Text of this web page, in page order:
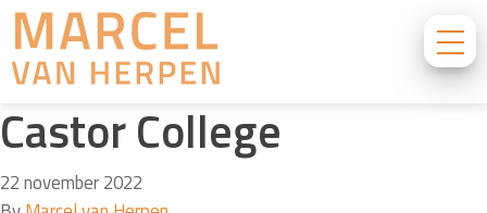
Castor College
22 november 2022